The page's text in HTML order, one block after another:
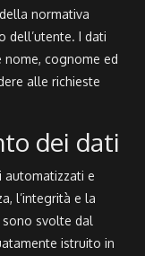
normativa
dell’utente. I dati
cognome ed
alle richieste
dei dati
automatizzati e
l’integrità e la
svolte dal
istruito in